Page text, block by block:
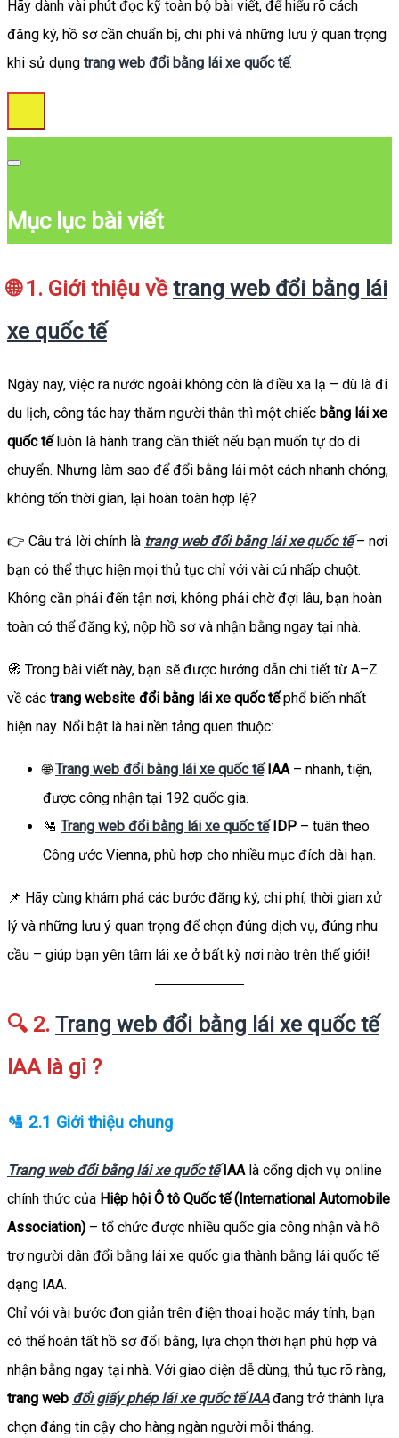
Hãy dành vài phút đọc kỹ toàn bộ bài viết, để hiểu rõ cách
đăng ký, hồ sơ cần chuẩn bị, chi phí và những lưu ý quan trọng
khi sử dụng trang web đổi bằng lái xe quốc tế.
Mục lục bài viết
🌐 1. Giới thiệu về trang web đổi bằng lái
xe quốc tế
Ngày nay, việc ra nước ngoài không còn là điều xa lạ – dù là đi
du lịch, công tác hay thăm người thân thì một chiếc bằng lái xe
quốc tếluôn là hành trang cần thiết nếu bạn muốn tự do di
chuyển. Nhưng làm sao để đổi bằng lái một cách nhanh chóng,
không tốn thời gian, lại hoàn toàn hợp lệ?
👉 Câu trả lời chính là trang web đổi bằng lái xe quốc tế– nơi
bạn có thể thực hiện mọi thủ tục chỉ với vài cú nhấp chuột.
Không cần phải đến tận nơi, không phải chờ đợi lâu, bạn hoàn
toàn có thể đăng ký, nộp hồ sơ và nhận bằng ngay tại nhà.
🧭 Trong bài viết này, bạn sẽ được hướng dẫn chi tiết từ A–Z
về các trang website đổi bằng lái xe quốc tếphổ biến nhất
hiện nay. Nổi bật là hai nền tảng quen thuộc:
🌐Trang web đổi bằng lái xe quốc tếIAA– nhanh, tiện,
được công nhận tại 192 quốc gia.
🛂 Trang web đổi bằng lái xe quốc tếIDP – tuân theo
Công ước Vienna, phù hợp cho nhiều mục đích dài hạn.
📌 Hãy cùng khám phá các bước đăng ký, chi phí, thời gian xử
lý và những lưu ý quan trọng để chọn đúng dịch vụ, đúng nhu
cầu – giúp bạn yên tâm lái xe ở bất kỳ nơi nào trên thế giới!
🔍 2. Trang web đổi bằng lái xe quốc tế
IAA là gì ?
🛂 2.1 Giới thiệu chung
Trang web đổi bằng lái xe quốc tếIAA là cổng dịch vụ online
chính thức của Hiệp hội Ô tô Quốc tế (International Automobile
Association) – tổ chức được nhiều quốc gia công nhận và hỗ
trợ người dân đổi bằng lái xe quốc gia thành bằng lái quốc tế
dạng IAA.
Chỉ với vài bước đơn giản trên điện thoại hoặc máy tính, bạn
có thể hoàn tất hồ sơ đổi bằng, lựa chọn thời hạn phù hợp và
nhận bằng ngay tại nhà. Với giao diện dễ dùng, thủ tục rõ ràng,
trang web đổi giấy phép lái xe quốc tế IAAđang trở thành lựa
chọn đáng tin cậy cho hàng ngàn người mỗi tháng.